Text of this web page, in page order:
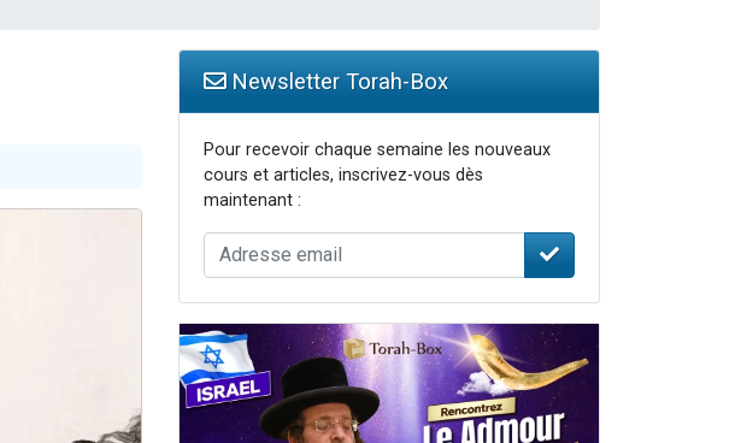
Newsletter Torah-Box
Pour recevoir chaque semaine les nouveaux
cours et articles, inscrivez-vous dès
maintenant :